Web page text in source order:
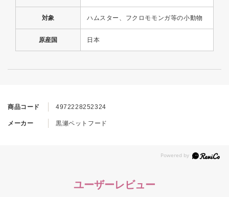
商品コード 4972228252324
メーカー 黒瀬ペットフード
対象 ハムスター、フクロモモンガ等の小動物
原産国 日本
ユーザーレビュー